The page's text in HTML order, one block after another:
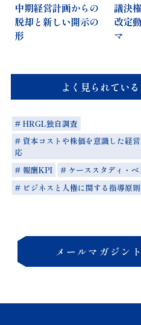
中期経営計画からの
脱却と新しい開示の
形
議決
改定
マ
よく見られてい
# HRGL独自調査
# 資本コストや株価を意識した経
応
# 報酬KPI
# ケーススタディ・
# ビジネスと人権に関する指導原則
メールマガジン